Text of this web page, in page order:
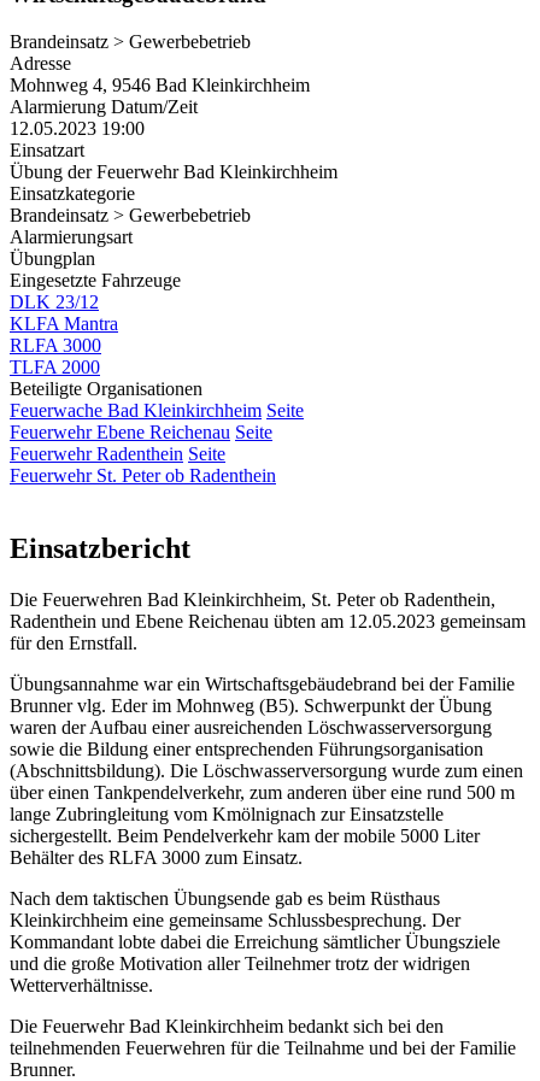
Brandeinsatz > Gewerbebetrieb
Adresse
Mohnweg 4, 9546 Bad Kleinkirchheim
Alarmierung Datum/Zeit
12.05.2023 19:00
Einsatzart
Übung der Feuerwehr Bad Kleinkirchheim
Einsatzkategorie
Brandeinsatz > Gewerbebetrieb
Alarmierungsart
Übungplan
Eingesetzte Fahrzeuge
DLK 23/12
KLFA Mantra
RLFA 3000
TLFA 2000
Beteiligte Organisationen
Feuerwache Bad Kleinkirchheim Seite
Feuerwehr Ebene Reichenau Seite
Feuerwehr Radenthein Seite
Feuerwehr St. Peter ob Radenthein
Einsatzbericht
Die Feuerwehren Bad Kleinkirchheim, St. Peter ob Radenthein,
Radenthein und Ebene Reichenau übten am 12.05.2023 gemeinsam
für den Ernstfall.
Übungsannahme war ein Wirtschaftsgebäudebrand bei der Familie
Brunner vlg. Eder im Mohnweg (B5). Schwerpunkt der Übung
waren der Aufbau einer ausreichenden Löschwasserversorgung
sowie die Bildung einer entsprechenden Führungsorganisation
(Abschnittsbildung). Die Löschwasserversorgung wurde zum einen
über einen Tankpendelverkehr, zum anderen über eine rund 500 m
lange Zubringleitung vom Kmölnignach zur Einsatzstelle
sichergestellt. Beim Pendelverkehr kam der mobile 5000 Liter
Behälter des RLFA 3000 zum Einsatz.
Nach dem taktischen Übungsende gab es beim Rüsthaus
Kleinkirchheim eine gemeinsame Schlussbesprechung. Der
Kommandant lobte dabei die Erreichung sämtlicher Übungsziele
und die große Motivation aller Teilnehmer trotz der widrigen
Wetterverhältnisse.
Die Feuerwehr Bad Kleinkirchheim bedankt sich bei den
teilnehmenden Feuerwehren für die Teilnahme und bei der Familie
Brunner.